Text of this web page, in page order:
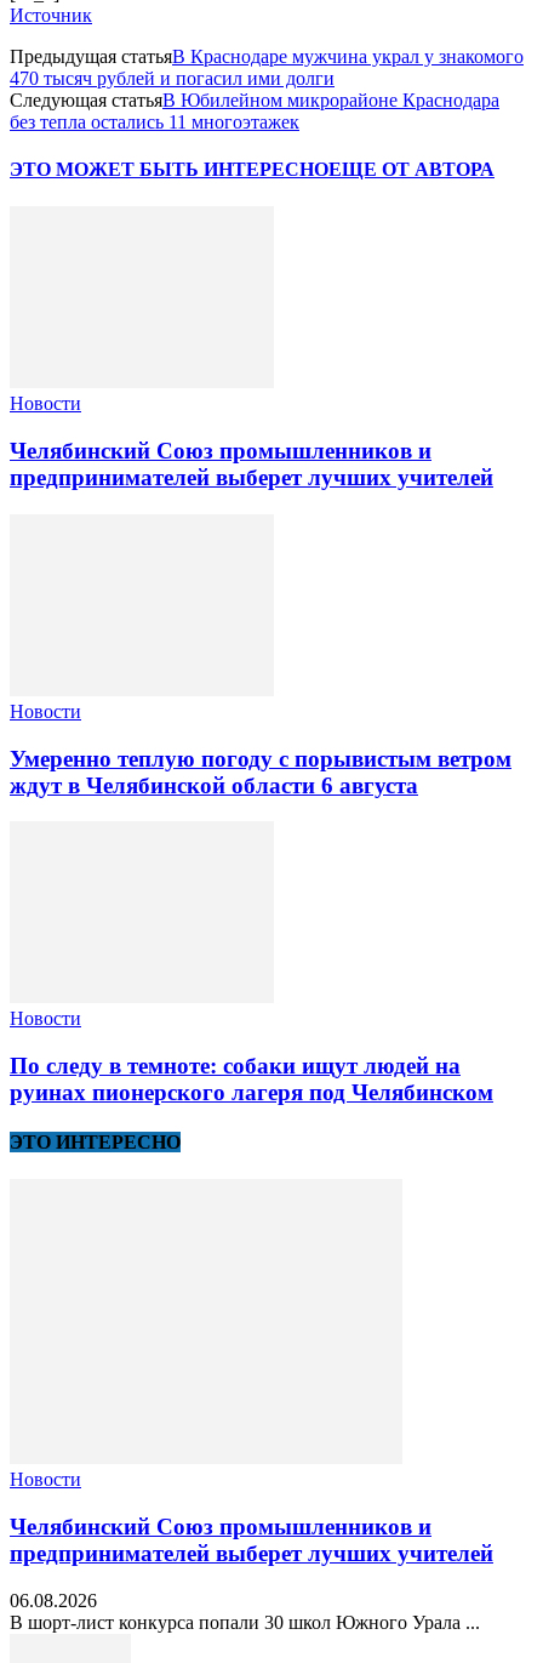
Источник
Предыдущая статьяВ Краснодаре мужчина украл у знакомого
470 тысяч рублей и погасил ими долги
Следующая статьяВ Юбилейном микрорайоне Краснодара
без тепла остались 11 многоэтажек
ЭТО МОЖЕТ БЫТЬ ИНТЕРЕСНОЕЩЕ ОТ АВТОРА
Новости
Челябинский Союз промышленников и
предпринимателей выберет лучших учителей
Новости
Умеренно теплую погоду с порывистым ветром
ждут в Челябинской области 6 августа
Новости
По следу в темноте: собаки ищут людей на
руинах пионерского лагеря под Челябинском
ЭТО ИНТЕРЕСНО
Новости
Челябинский Союз промышленников и
предпринимателей выберет лучших учителей
06.08.2026
В шорт‑лист конкурса попали 30 школ Южного Урала ...